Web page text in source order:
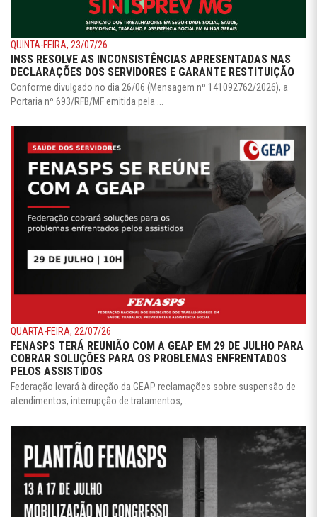
QUINTA-FEIRA, 23/07/26
INSS RESOLVE AS INCONSISTÊNCIAS APRESENTADAS NAS
DECLARAÇÕES DOS SERVIDORES E GARANTE RESTITUIÇÃO
Conforme divulgado no dia 26/06 (Mensagem nº 141092762/2026), a
Portaria nº 693/RFB/MF emitida pela ...
QUARTA-FEIRA, 22/07/26
FENASPS TERÁ REUNIÃO COM A GEAP EM 29 DE JULHO PARA
COBRAR SOLUÇÕES PARA OS PROBLEMAS ENFRENTADOS
PELOS ASSISTIDOS
Federação levará à direção da GEAP reclamações sobre suspensão de
atendimentos, interrupção de tratamentos, ...